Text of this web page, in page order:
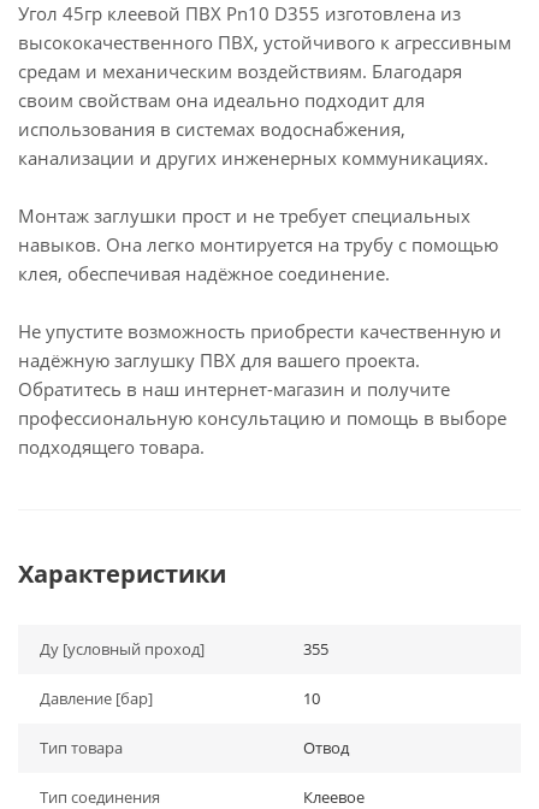
Угол 45гр клеевой ПВХ Pn10 D355 изготовлена из
высококачественного ПВХ, устойчивого к агрессивным
средам и механическим воздействиям. Благодаря
своим свойствам она идеально подходит для
использования в системах водоснабжения,
канализации и других инженерных коммуникациях.
Монтаж заглушки прост и не требует специальных
навыков. Она легко монтируется на трубу с помощью
клея, обеспечивая надёжное соединение.
Не упустите возможность приобрести качественную и
надёжную заглушку ПВХ для вашего проекта.
Обратитесь в наш интернет-магазин и получите
профессиональную консультацию и помощь в выборе
подходящего товара.
Характеристики
Ду [условный проход] 355
Давление [бар] 10
Тип товара Отвод
Тип соединения Клеевое